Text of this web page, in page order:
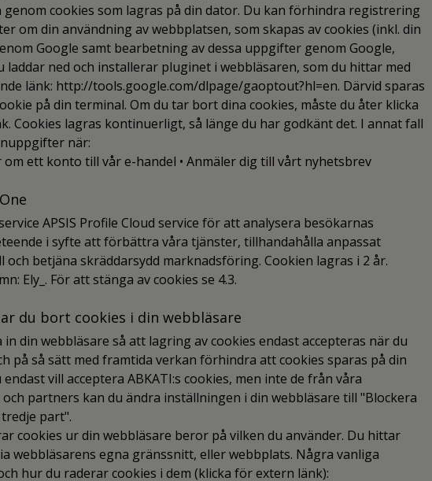
genom cookies som lagras på din dator. Du kan förhindra registrering
om din användning av webbplatsen, som skapas av cookies (inkl. din
Google samt bearbetning av dessa uppgifter genom Google,
laddar ned och installerar pluginet i webbläsaren, som du hittar med
länk: http://tools.google.com/dlpage/gaoptout?hl=en. Därvid sparas
på din terminal. Om du tar bort dina cookies, måste du åter klicka
Cookies lagras kontinuerligt, så länge du har godkänt det. I annat fall
när:
om ett konto till vår e-handel • Anmäler dig till vårt nyhetsbrev
APSIS Profile Cloud service för att analysera besökarnas
i syfte att förbättra våra tjänster, tillhandahålla anpassat
och betjäna skräddarsydd marknadsföring. Cookien lagras i 2 år.
Ely_. För att stänga av cookies se 4.3.
du bort cookies i din webbläsare
in din webbläsare så att lagring av cookies endast accepteras när du
på så sätt med framtida verkan förhindra att cookies sparas på din
endast vill acceptera ABKATI:s cookies, men inte de från våra
partners kan du ändra inställningen i din webbläsare till "Blockera
part".
cookies ur din webbläsare beror på vilken du använder. Du hittar
webbläsarens egna gränssnitt, eller webbplats. Några vanliga
hur du raderar cookies i dem (klicka för extern länk):